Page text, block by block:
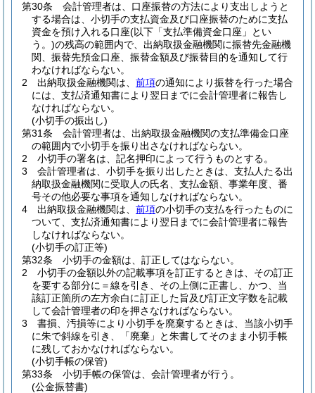
第30条
会計管理者は、口座振替の方法により支出しようと
する場合は、小切手の支払資金及び口座振替のために支払
資金を預け入れる口座(以下「支払準備資金口座」とい
う。)の残高の範囲内で、出納取扱金融機関に振替先金融機
関、振替先預金口座、振替金額及び振替目的を通知して行
わなければならない。
2
出納取扱金融機関は、 前項の通知により振替を行った場合
には、支払済通知書により翌日までに会計管理者に報告し
なければならない。
(小切手の振出し)
第31条
会計管理者は、出納取扱金融機関の支払準備金口座
の範囲内で小切手を振り出さなければならない。
2
小切手の署名は、記名押印によって行うものとする。
3
会計管理者は、小切手を振り出したときは、支払人たる出
納取扱金融機関に受取人の氏名、支払金額、事業年度、番
号その他必要な事項を通知しなければならない。
4
出納取扱金融機関は、 前項の小切手の支払を行ったものに
ついて、支払済通知書により翌日までに会計管理者に報告
しなければならない。
(小切手の訂正等)
第32条
小切手の金額は、訂正してはならない。
2
小切手の金額以外の記載事項を訂正するときは、その訂正
を要する部分に＝線を引き、その上側に正書し、かつ、当
該訂正箇所の左方余白に訂正した旨及び訂正文字数を記載
して会計管理者の印を押さなければならない。
3
書損、汚損等により小切手を廃棄するときは、当該小切手
に朱で斜線を引き、「廃棄」と朱書してそのまま小切手帳
に残しておかなければならない。
(小切手帳の保管)
第33条
小切手帳の保管は、会計管理者が行う。
(公金振替書)